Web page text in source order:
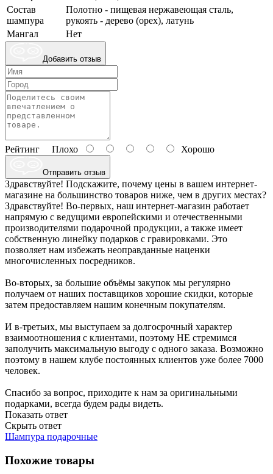
Состав
шампура
Полотно - пищевая нержавеющая сталь,
рукоять - дерево (орех), латунь
Мангал
Нет
Добавить отзыв
Рейтинг Плохо Хорошо
Отправить отзыв
Здравствуйте! Подскажите, почему цены в вашем интернет-
магазине на большинство товаров ниже, чем в других местах?
Здравствуйте! Во-первых, наш интернет-магазин работает
напрямую с ведущими европейскими и отечественными
производителями подарочной продукции, а также имеет
собственную линейку подарков с гравировками. Это
позволяет нам избежать неоправданные наценки
многочисленных посредников.
Во-вторых, за большие объёмы закупок мы регулярно
получаем от наших поставщиков хорошие скидки, которые
затем предоставляем нашим конечным покупателям.
И в-третьих, мы выступаем за долгосрочный характер
взаимоотношения с клиентами, поэтому НЕ стремимся
заполучить максимальную выгоду с одного заказа. Возможно
поэтому в нашем клубе постоянных клиентов уже более 7000
человек.
Спасибо за вопрос, приходите к нам за оригинальными
подарками, всегда будем рады видеть.
Показать ответ
Скрыть ответ
Шампура подарочные
Похожие товары